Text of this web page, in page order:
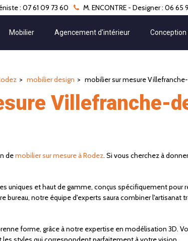
: 07 61 09 73 60 M. ENCONTRE - Designer : 06 65
Mobilier Agencement d'intérieur Conception
mobilier design mobilier sur mesure
Villefranche-
demobilier sur mesure à Rodez. Si vous cherchez à
uniques et haut de gamme, conçus spécifiquement pour
notre équipe d'experts saura combiner l'artisanat
forme, grâce à notre expertise en modélisation 3D.